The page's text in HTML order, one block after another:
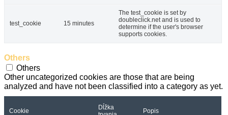
test_cookie 15 minutes
The test_cookie is set by
doubleclick.net and is used to
determine if the user's browser
supports cookies.
Others
Others
Other uncategorized cookies are those that are being
analyzed and have not been classified into a category as yet.
Cookie
Dĺžka
Popis